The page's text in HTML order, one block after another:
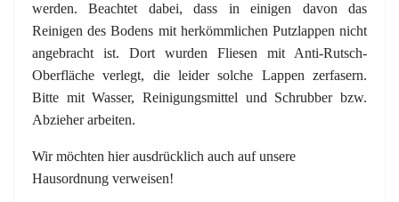
werden. Beachtet dabei, dass in einigen davon das
Reinigen des Bodens mit herkömmlichen Putzlappen nicht
angebracht ist. Dort wurden Fliesen mit Anti-Rutsch-
Oberfläche verlegt, die leider solche Lappen zerfasern.
Bitte mit Wasser, Reinigungsmittel und Schrubber bzw.
Abzieher arbeiten.
Wir möchten hier ausdrücklich auch auf unsere
Hausordnung verweisen!